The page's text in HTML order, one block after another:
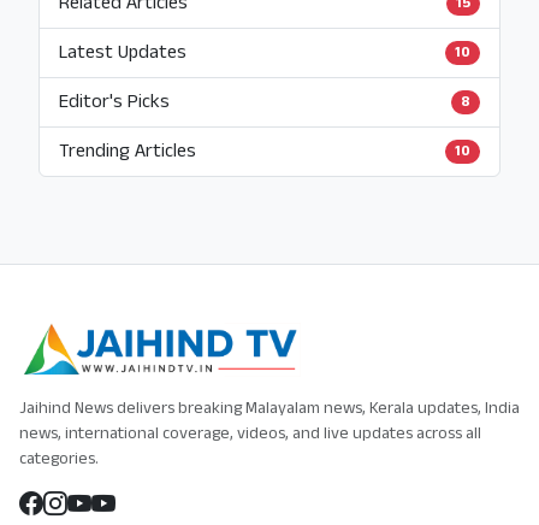
Latest Updates 10
Editor's Picks 8
Trending Articles 10
Jaihind News delivers breaking Malayalam news, Kerala updates, India
news, international coverage, videos, and live updates across all
categories.